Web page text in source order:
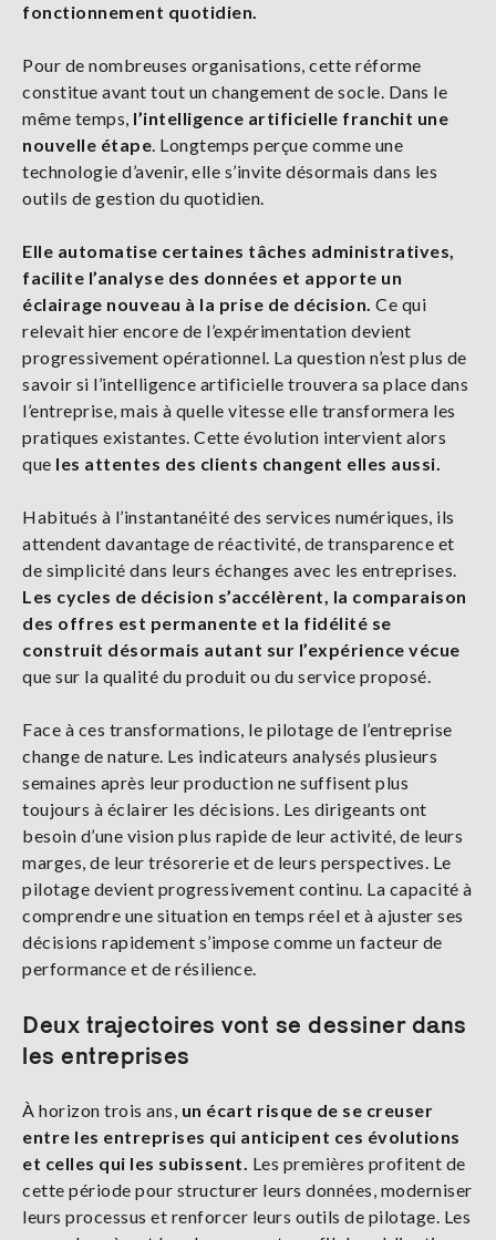
fonctionnement quotidien.
Pour de nombreuses organisations, cette réforme
constitue avant tout un changement de socle. Dans le
même temps, l’intelligence artificielle franchit une
nouvelle étape. Longtemps perçue comme une
technologie d’avenir, elle s’invite désormais dans les
outils de gestion du quotidien.
Elle automatise certaines tâches administratives,
facilite l’analyse des données et apporte un
éclairage nouveau à la prise de décision. Ce qui
relevait hier encore de l’expérimentation devient
progressivement opérationnel. La question n’est plus de
savoir si l’intelligence artificielle trouvera sa place dans
l’entreprise, mais à quelle vitesse elle transformera les
pratiques existantes. Cette évolution intervient alors
que les attentes des clients changent elles aussi.
Habitués à l’instantanéité des services numériques, ils
attendent davantage de réactivité, de transparence et
de simplicité dans leurs échanges avec les entreprises.
Les cycles de décision s’accélèrent, la comparaison
des offres est permanente et la fidélité se
construit désormais autant sur l’expérience vécue
que sur la qualité du produit ou du service proposé.
Face à ces transformations, le pilotage de l’entreprise
change de nature. Les indicateurs analysés plusieurs
semaines après leur production ne suffisent plus
toujours à éclairer les décisions. Les dirigeants ont
besoin d’une vision plus rapide de leur activité, de leurs
marges, de leur trésorerie et de leurs perspectives. Le
pilotage devient progressivement continu. La capacité à
comprendre une situation en temps réel et à ajuster ses
décisions rapidement s’impose comme un facteur de
performance et de résilience.
Deux trajectoires vont se dessiner dans
les entreprises
À horizon trois ans, un écart risque de se creuser
entre les entreprises qui anticipent ces évolutions
et celles qui les subissent. Les premières profitent de
cette période pour structurer leurs données, moderniser
leurs processus et renforcer leurs outils de pilotage. Les